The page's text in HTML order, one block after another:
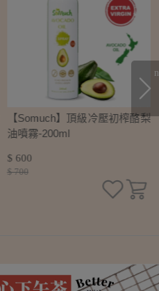
【Somuch】頂級冷壓初榨酪梨
油噴霧-200ml
$ 600
$ 700